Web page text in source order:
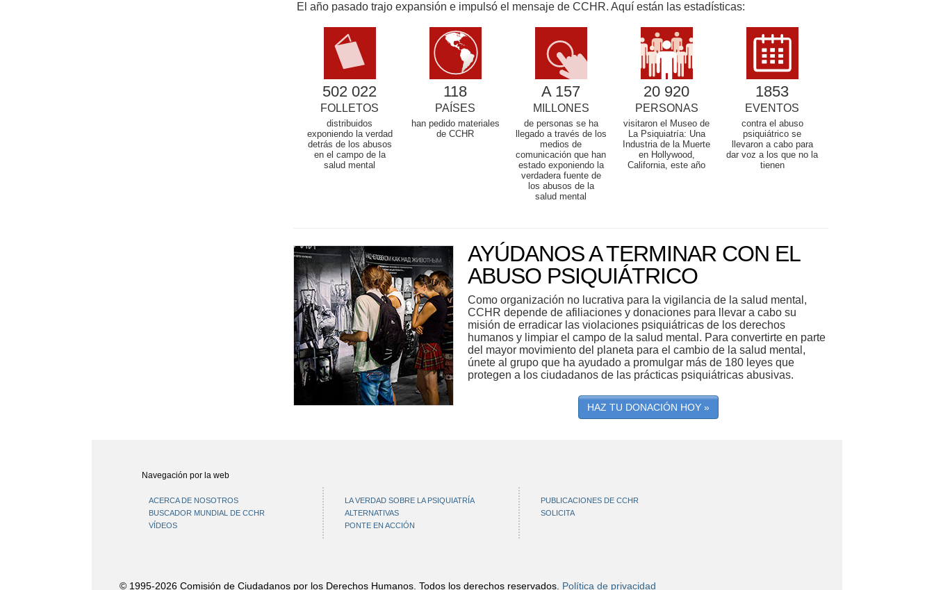
El año pasado trajo expansión e impulsó el mensaje de CCHR. Aquí están las estadísticas:
502 022
FOLLETOS
distribuidos
exponiendo la verdad
detrás de los abusos
en el campo de la
salud mental
118
PAÍSES
han pedido materiales
de CCHR
A 157
MILLONES
de personas se ha
llegado a través de los
medios de
comunicación que han
estado exponiendo la
verdadera fuente de
los abusos de la
salud mental
20 920
PERSONAS
visitaron el Museo de
La Psiquiatría: Una
Industria de la Muerte
en Hollywood,
California, este año
1853
EVENTOS
contra el abuso
psiquiátrico se
llevaron a cabo para
dar voz a los que no la
tienen
AYÚDANOS A TERMINAR CON EL
ABUSO PSIQUIÁTRICO
Como organización no lucrativa para la vigilancia de la salud mental,
CCHR depende de afiliaciones y donaciones para llevar a cabo su
misión de erradicar las violaciones psiquiátricas de los derechos
humanos y limpiar el campo de la salud mental. Para convertirte en parte
del mayor movimiento del planeta para el cambio de la salud mental,
únete al grupo que ha ayudado a promulgar más de 180 leyes que
protegen a los ciudadanos de las prácticas psiquiátricas abusivas.
HAZ TU DONACIÓN HOY »
Navegación por la web
ACERCA DE NOSOTROS
BUSCADOR MUNDIAL DE CCHR
VÍDEOS
LA VERDAD SOBRE LA PSIQUIATRÍA
ALTERNATIVAS
PONTE EN ACCIÓN
PUBLICACIONES DE CCHR
SOLICITA
© 1995-2026 Comisión de Ciudadanos por los Derechos Humanos. Todos los derechos reservados. Política de privacidad